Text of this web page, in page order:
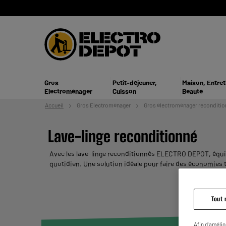
Gros
Electroménager
Petit-déjeuner,
Cuisson
Maison,
Beauté
Accueil Gros Electroménager Gros électroménager
Lave-linge reconditionné
Avec les lave-linge reconditionnés ELECTRO DEPOT,
quotidien. Une solution idéale pour faire des économies
Tout
Afin